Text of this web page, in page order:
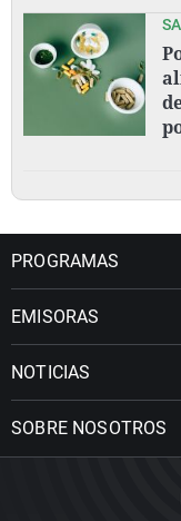
PROGRAMAS
EMISORAS
NOTICIAS
SOBRE NOSOTROS